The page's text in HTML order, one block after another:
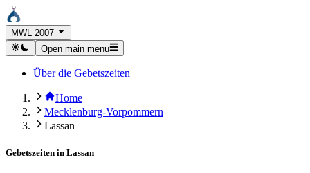
MWL 2007
Open main menu
Über die Gebetszeiten
Home
Mecklenburg-Vorpommern
Lassan
Gebetszeiten in Lassan